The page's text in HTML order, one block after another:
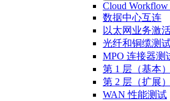
Cloud Workflow
数据中心互连
以太网业务激
光纤和铜缆测
MPO 连接器测
第 1 层（基本
第 2 层（扩展
WAN 性能测试